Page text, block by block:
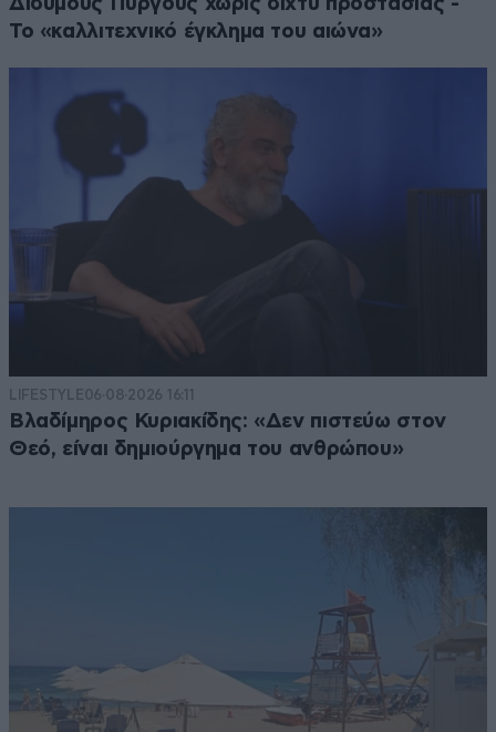
Το «καλλιτεχνικό έγκλημα του αιώνα»
LIFESTYLE06·08·2026 16:11
Βλαδίμηρος Κυριακίδης: «Δεν πιστεύω στον
Θεό, είναι δημιούργημα του ανθρώπου»